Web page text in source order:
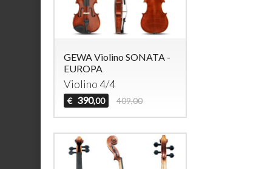
GEWA Violino SONATA -
EUROPA
Violino 4/4
€ 390,00 409,00